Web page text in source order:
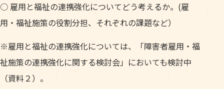
○ 雇用と福祉の連携強化についてどう考えるか。(雇
用・福祉施策の役割分担、それぞれの課題など）
※雇用と福祉の連携強化については、「障害者雇用・福
祉施策の連携強化に関する検討会」においても検討中
（資料２）。